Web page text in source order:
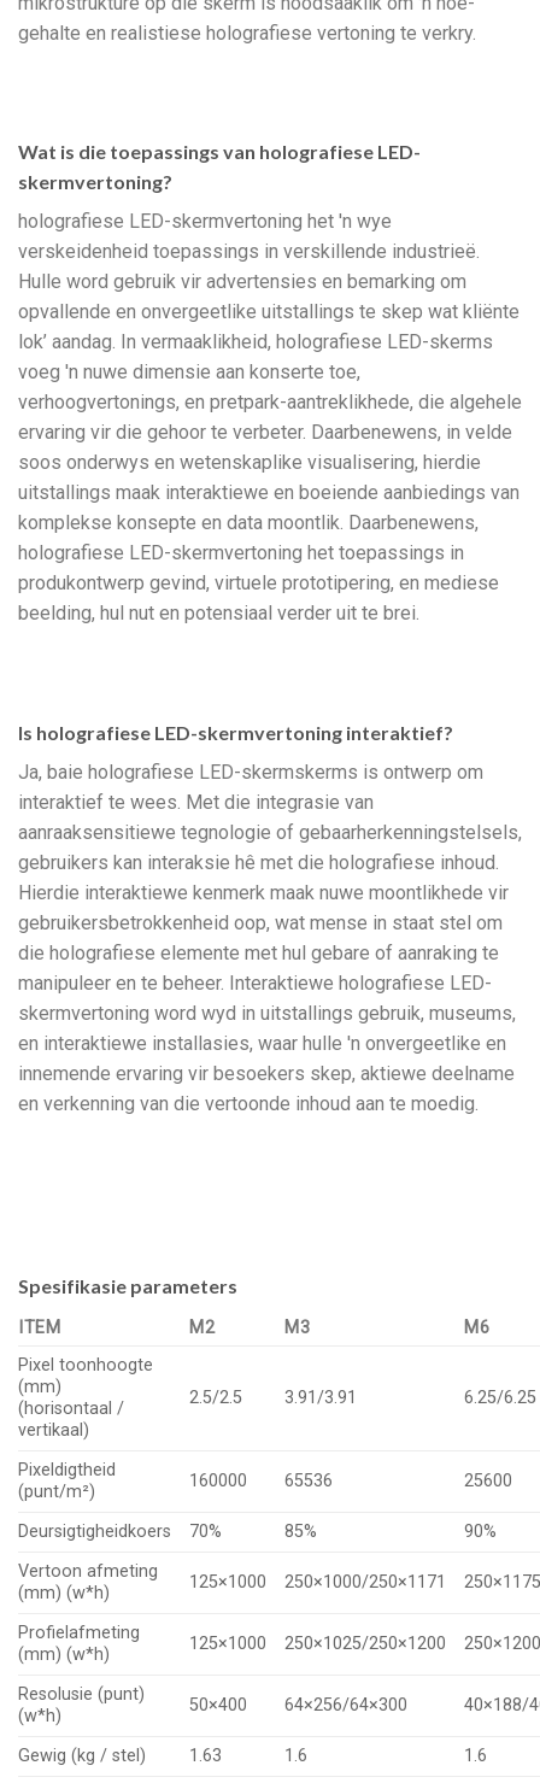
gehalte en realistiese holografiese vertoning te verkry.
Wat is die toepassings van holografiese LED-
skermvertoning?
holografiese LED-skermvertoning het 'n wye
verskeidenheid toepassings in verskillende industrieë.
Hulle word gebruik vir advertensies en bemarking om
opvallende en onvergeetlike uitstallings te skep wat kliënte
lok’ aandag. In vermaaklikheid, holografiese LED-skerms
voeg 'n nuwe dimensie aan konserte toe,
verhoogvertonings, en pretpark-aantreklikhede, die algehele
ervaring vir die gehoor te verbeter. Daarbenewens, in velde
soos onderwys en wetenskaplike visualisering, hierdie
uitstallings maak interaktiewe en boeiende aanbiedings van
komplekse konsepte en data moontlik. Daarbenewens,
holografiese LED-skermvertoning het toepassings in
produkontwerp gevind, virtuele prototipering, en mediese
beelding, hul nut en potensiaal verder uit te brei.
Is holografiese LED-skermvertoning interaktief?
Ja, baie holografiese LED-skermskerms is ontwerp om
interaktief te wees. Met die integrasie van
aanraaksensitiewe tegnologie of gebaarherkenningstelsels,
gebruikers kan interaksie hê met die holografiese inhoud.
Hierdie interaktiewe kenmerk maak nuwe moontlikhede vir
gebruikersbetrokkenheid oop, wat mense in staat stel om
die holografiese elemente met hul gebare of aanraking te
manipuleer en te beheer. Interaktiewe holografiese LED-
skermvertoning word wyd in uitstallings gebruik, museums,
en interaktiewe installasies, waar hulle 'n onvergeetlike en
innemende ervaring vir besoekers skep, aktiewe deelname
en verkenning van die vertoonde inhoud aan te moedig.
Spesifikasie parameters
ITEM M2 M3
M6
Pixel toonhoogte
(mm)
(horisontaal /
vertikaal)
2.5/2.5 3.91/3.91 6.25/6.25
Pixeldigtheid
(punt/m²)
160000 65536 25600
Deursigtigheidkoers 70% 85%
90%
Vertoon afmeting
(mm) (w*h)
125×1000 250×1000/250×1171
Profielafmeting
(mm) (w*h)
125×1000 250×1025/250×1200
Resolusie (punt)
(w*h)
50×400 64×256/64×300 40×188/
Gewig (kg / stel) 1.63 1.6 1.6